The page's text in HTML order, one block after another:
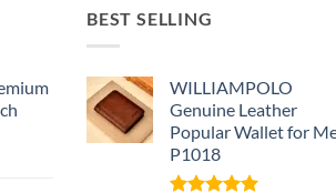
BEST SELLING
WILLIAMPOLO
Genuine Leather
Popular Wallet for
P1018